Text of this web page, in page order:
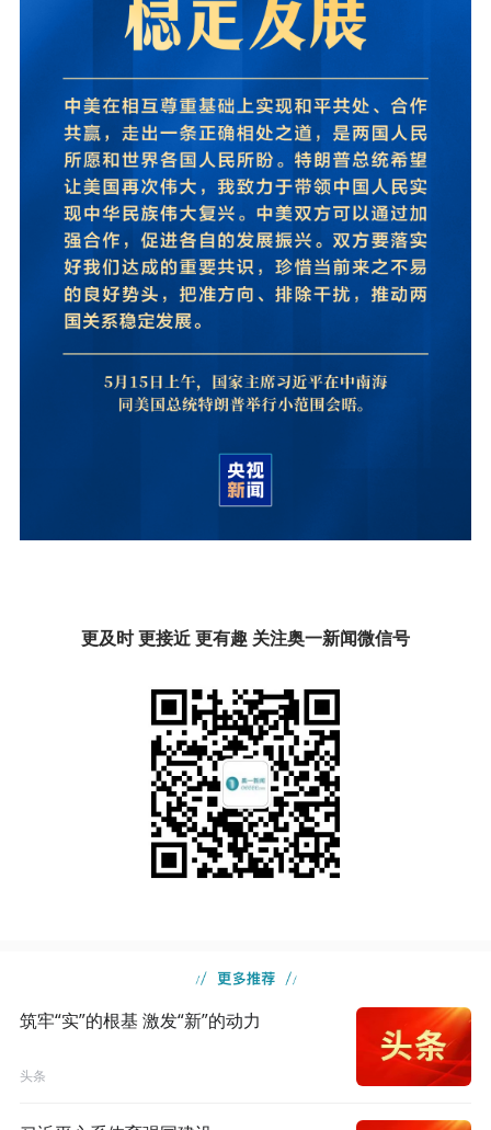
更及时 更接近 更有趣 关注奥一新闻微信号
筑牢“实”的根基 激发“新”的动力
头条